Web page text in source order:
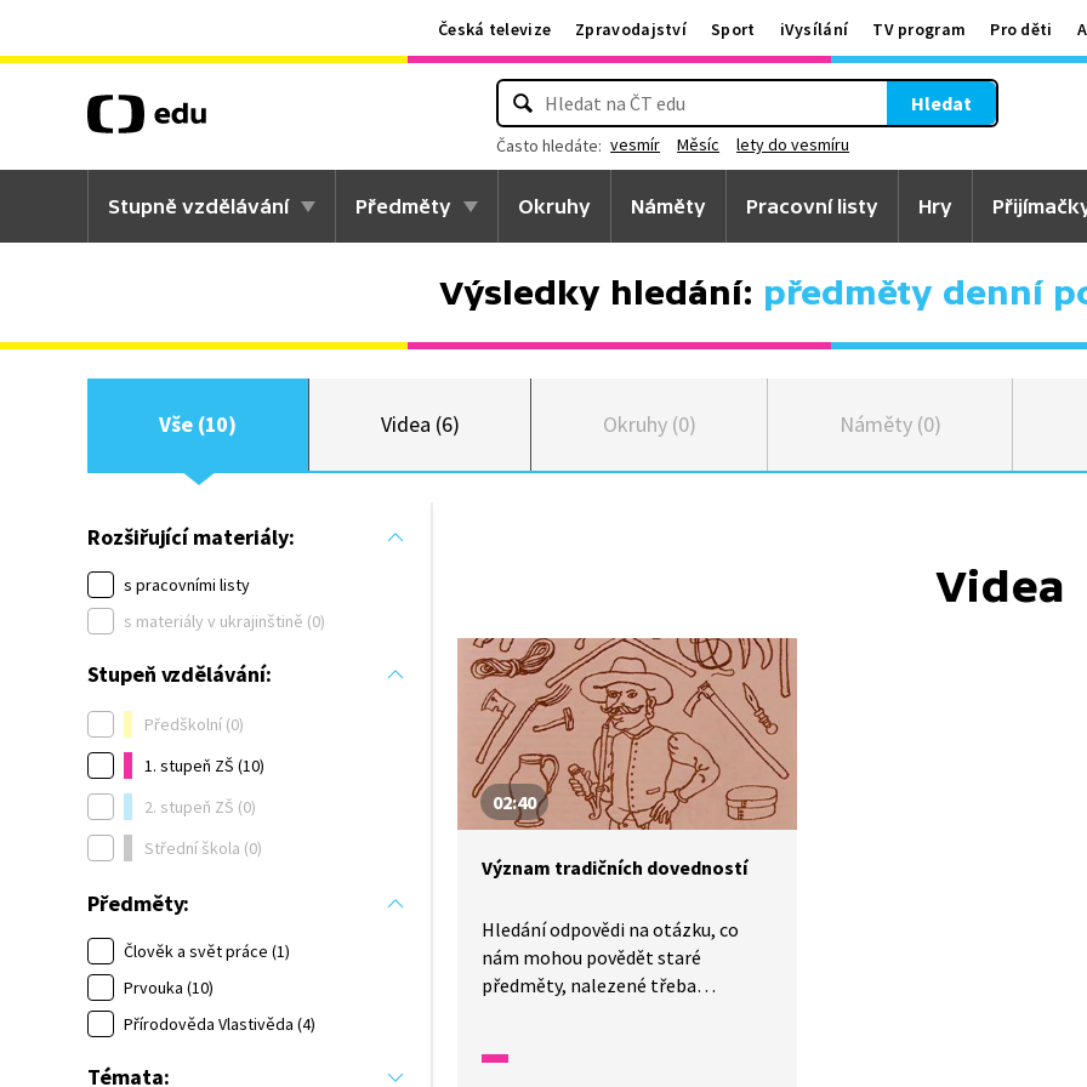
Česká televize Zpravodajství Sport iVysílání TV program Pro děti
Hledat
Často hledáte: vesmír Měsíc lety do vesmíru
Stupně vzdělávání Předměty Okruhy Náměty Pracovní listy Hry
Výsledky hledání: předměty denní
Vše (10) Videa (6) Okruhy (0) Náměty (0)
Rozšiřující materiály:
s pracovními listy
s materiály v ukrajinštině (0)
Stupeň vzdělávání:
Předškolní (0)
1. stupeň ZŠ (10)
2. stupeň ZŠ (0)
Střední škola (0)
Předměty:
Člověk a svět práce (1)
Prvouka (10)
Přírodověda Vlastivěda (4)
Témata:
Videa
02:40
Význam tradičních dovedností
Hledání odpovědi na otázku, co
nám mohou povědět staré
předměty, nalezené třeba
dovednosti.